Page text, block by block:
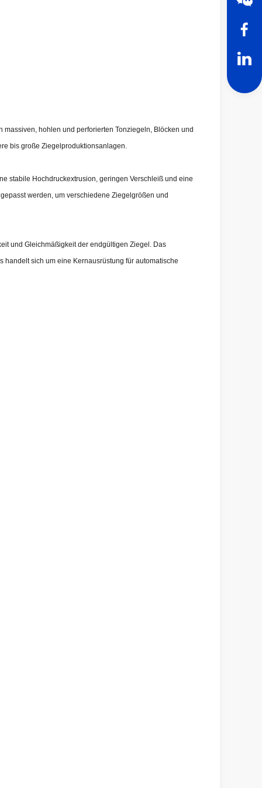
hohlen und perforierten Tonziegeln, Blöcken und
bis große Ziegelproduktionsanlagen.
stabile Hochdruckextrusion, geringen Verschleiß und eine
werden, um verschiedene Ziegelgrößen und
und Gleichmäßigkeit der endgültigen Ziegel. Das
sich um eine Kernausrüstung für automatische